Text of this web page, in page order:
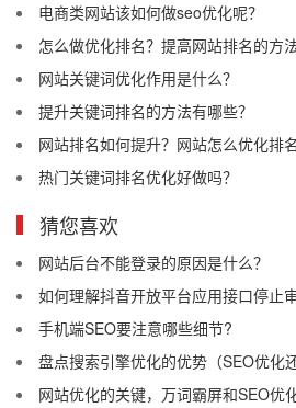
电商类网站该如何做seo优化呢？
怎么做优化排名？提高网站排名的方
网站关键词优化作用是什么？
提升关键词排名的方法有哪些？
网站排名如何提升？网站怎么优化排名
热门关键词排名优化好做吗？
猜您喜欢
网站后台不能登录的原因是什么？
如何理解抖音开放平台应用接口停止
手机端SEO要注意哪些细节?
盘点搜索引擎优化的优势（SEO优化
网站优化的关键，万词霸屏和SEO优